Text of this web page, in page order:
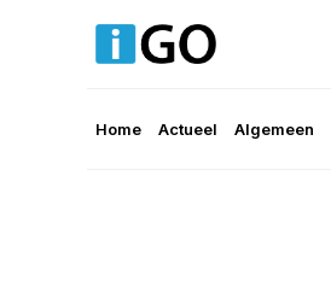
Home Actueel Algemeen